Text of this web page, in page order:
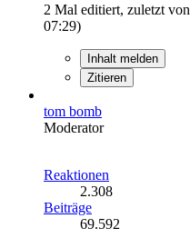
2 Mal editiert, zuletzt von
07:29)
Inhalt melden
Zitieren
tom bomb
Moderator
Reaktionen
2.308
Beiträge
69.592